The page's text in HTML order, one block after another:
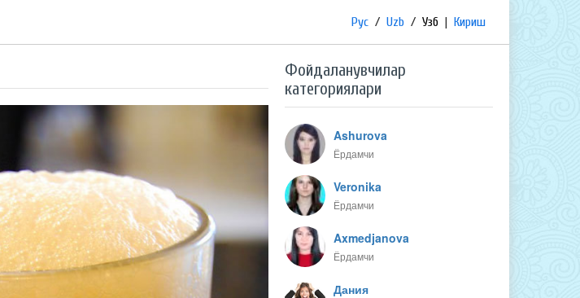
Рус / Uzb / Узб | Кириш
Фойдаланувчилар
категориялари
Ashurova
Ёрдамчи
Veronika
Ёрдамчи
Axmedjanova
Ёрдамчи
Дания